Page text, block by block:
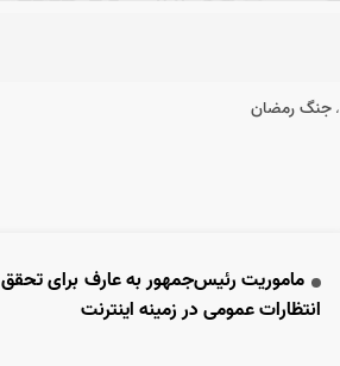
،جنگ رمضان
ماموریت رئیس‌جمهور به عارف برای تحقق
انتظارات عمومی در زمینه اینترنت